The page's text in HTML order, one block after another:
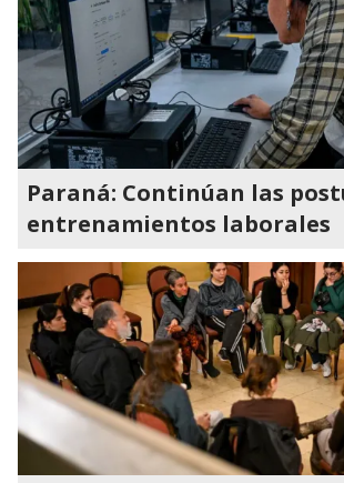
Paraná: Continúan las
entrenamientos laborales